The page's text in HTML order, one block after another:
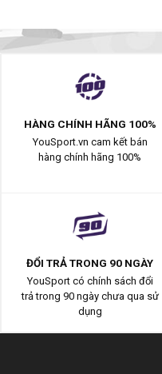
HÀNG CHÍNH HÃNG 100%
YouSport.vn cam kết bán
hàng chính hãng 100%
ĐỔI TRẢ TRONG 90 NGÀY
YouSport có chính sách đổi
trả trong 90 ngày chưa qua sử
dụng